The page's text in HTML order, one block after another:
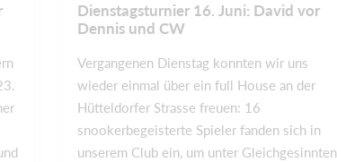
Dienstagsturnier 16. Juni: David vor
Dennis und CW
Vergangenen Dienstag konnten wir uns
wieder einmal über ein full House an der
Hütteldorfer Strasse freuen: 16
snookerbegeisterte Spieler fanden sich in
unserem Club ein, um unter Gleichgesinnten